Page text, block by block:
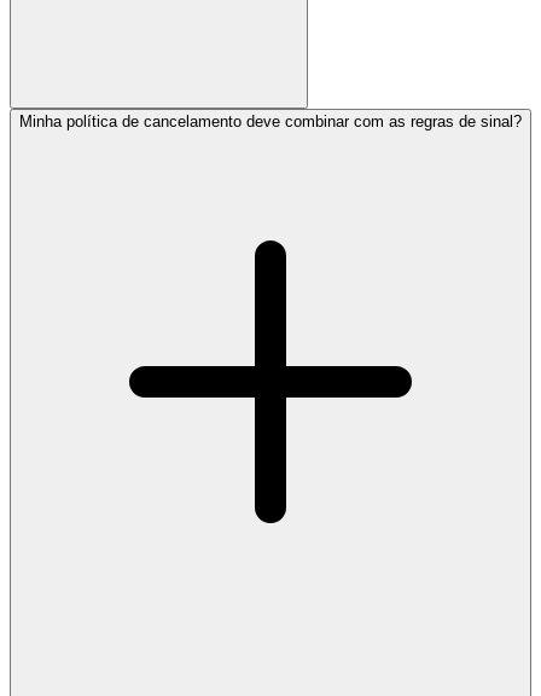
Minha política de cancelamento deve combinar com as regras de sinal?